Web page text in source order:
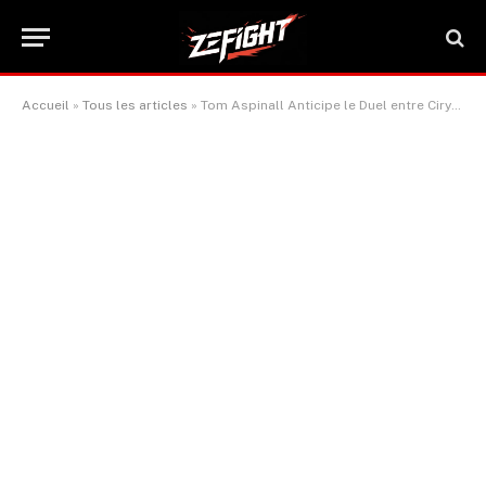
Accueil » Tous les articles » Tom Aspinall Anticipe le Duel entre Ciryl Gane et Alexander Volkov